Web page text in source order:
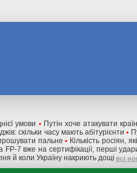
умови • Путін хоче атакувати
скільки часу мають абітурієнти •
пальне • Кількість росіян,
FP-7 вже на сертифікації, перші
й коли Україну накриють дощі всі